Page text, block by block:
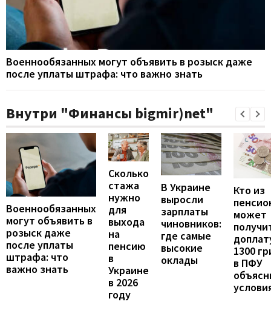
Военнообязанных могут объявить в розыск даже
после уплаты штрафа: что важно знать
Внутри "Финансы bigmir)net"
Военнообязанных
могут объявить в
розыск даже
после уплаты
штрафа: что
важно знать
Сколько
стажа
нужно
для
выхода
на
пенсию
в
Украине
в 2026
году
В Украине
выросли
зарплаты
чиновников:
где самые
высокие
оклады
Кто из
может
1300
в ПФУ